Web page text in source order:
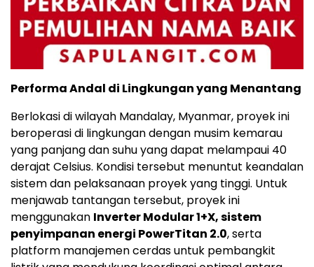
Performa Andal di Lingkungan yang Menantang
Berlokasi di wilayah Mandalay, Myanmar, proyek ini
beroperasi di lingkungan dengan musim kemarau
yang panjang dan suhu yang dapat melampaui 40
derajat Celsius. Kondisi tersebut menuntut keandalan
sistem dan pelaksanaan proyek yang tinggi. Untuk
menjawab tantangan tersebut, proyek ini
menggunakan Inverter Modular 1+X, sistem
penyimpanan energi PowerTitan 2.0, serta
platform manajemen cerdas untuk pembangkit